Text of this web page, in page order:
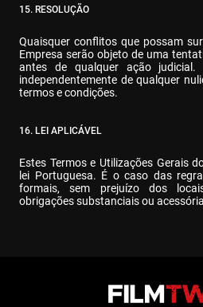
15. RESOLUÇÃO
Quaisquer conflitos que possam
Empresa serão objeto de uma
antes de qualquer ação judicial.
independentemente de qualquer
termos e condições.
16. LEI APLICÁVEL
Estes Termos e Utilizações Gerais
lei Portuguesa. É o caso das
formais, sem prejuízo dos
obrigações substanciais ou